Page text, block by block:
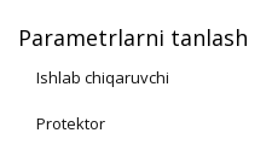
Parametrlarni tanlash
Ishlab chiqaruvchi
Protektor